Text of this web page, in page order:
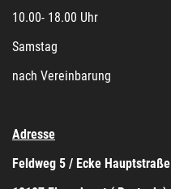
10.00- 18.00 Uhr
Samstag
nach Vereinbarung
Adresse
Feldweg 5 / Ecke Hauptstraße